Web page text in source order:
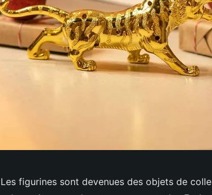
Les figurines sont devenues des objets de